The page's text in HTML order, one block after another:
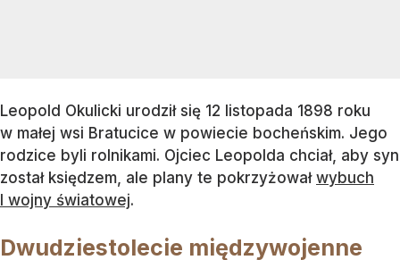
Leopold Okulicki urodził się 12 listopada 1898 roku
w małej wsi Bratucice w powiecie bocheńskim. Jego
rodzice byli rolnikami. Ojciec Leopolda chciał, aby syn
został księdzem, ale plany te pokrzyżował wybuch
I wojny światowej.
Dwudziestolecie międzywojenne